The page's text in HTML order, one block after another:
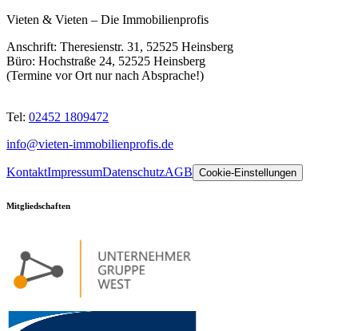
Vieten & Vieten – Die Immobilienprofis
Anschrift: Theresienstr. 31, 52525 Heinsberg
Büro: Hochstraße 24, 52525 Heinsberg
(Termine vor Ort nur nach Absprache!)
Tel: 02452 1809472
info@vieten-immobilienprofis.de
KontaktImpressumDatenschutzAGB Cookie-Einstellungen
Mitgliedschaften